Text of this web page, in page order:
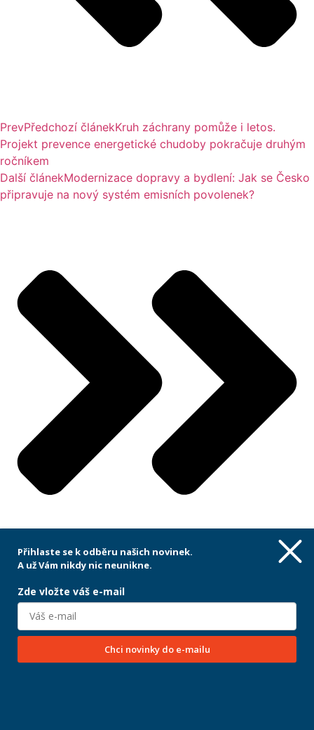
PrevPředchozí článekKruh záchrany pomůže i letos.
Projekt prevence energetické chudoby pokračuje druhým
ročníkem
Další článekModernizace dopravy a bydlení: Jak se Česko
připravuje na nový systém emisních povolenek?
Projekt ,,Prevence energetické chudoby prostřednictvím
edukačních, aktivizačních a motivačních nástrojů a
systémových změn“ je spolufinancován z Operačního
programu Zaměstnanost+, z výzvy na sociální inovace.
Přihlaste se k odběru našich novinek.
A už Vám nikdy nic neunikne.
Zde vložte váš e-mail
Chci novinky do e-mailu